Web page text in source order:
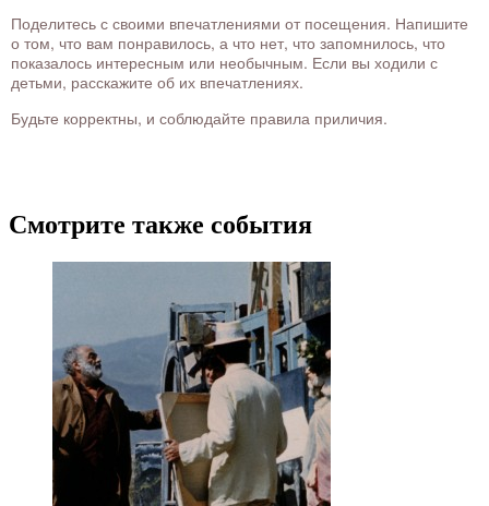
Поделитесь с своими впечатлениями от посещения. Напишите
о том, что вам понравилось, а что нет, что запомнилось, что
показалось интересным или необычным. Если вы ходили с
детьми, расскажите об их впечатлениях.
Будьте корректны, и соблюдайте правила приличия.
Смотрите также события